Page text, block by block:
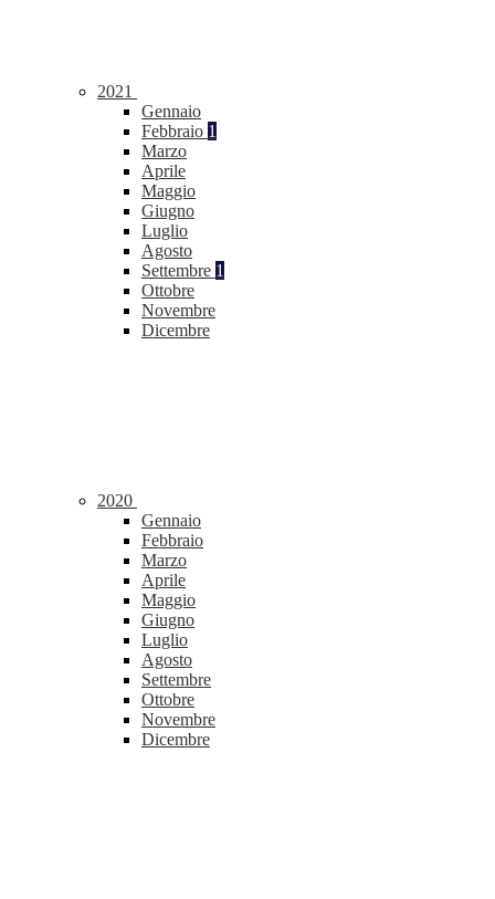
2021
Gennaio
Febbraio 1
Marzo
Aprile
Maggio
Giugno
Luglio
Agosto
Settembre 1
Ottobre
Novembre
Dicembre
2020
Gennaio
Febbraio
Marzo
Aprile
Maggio
Giugno
Luglio
Agosto
Settembre
Ottobre
Novembre
Dicembre